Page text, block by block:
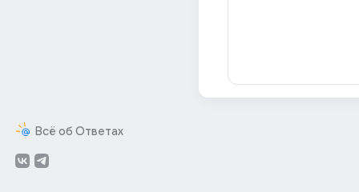
Всё об Ответах